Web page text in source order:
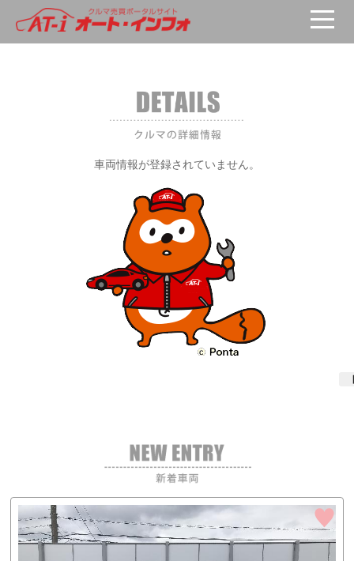
車両が選択されていません。
車両情報が登録されていません。